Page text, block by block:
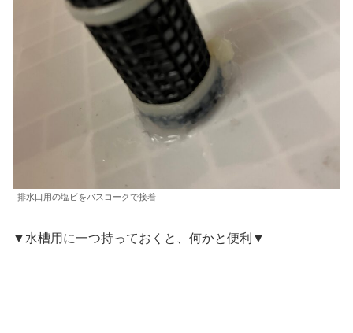
排水口用の塩ビをバスコークで接着
▼水槽用に一つ持っておくと、何かと便利▼